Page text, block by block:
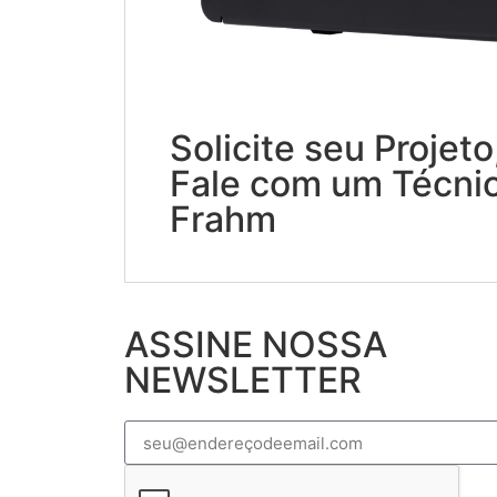
Solicite seu
Fale com um
Frahm
ASSINE NOSSA
NEWSLETTER